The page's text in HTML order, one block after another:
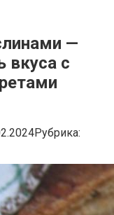
—
вкуса с
Рубрика: